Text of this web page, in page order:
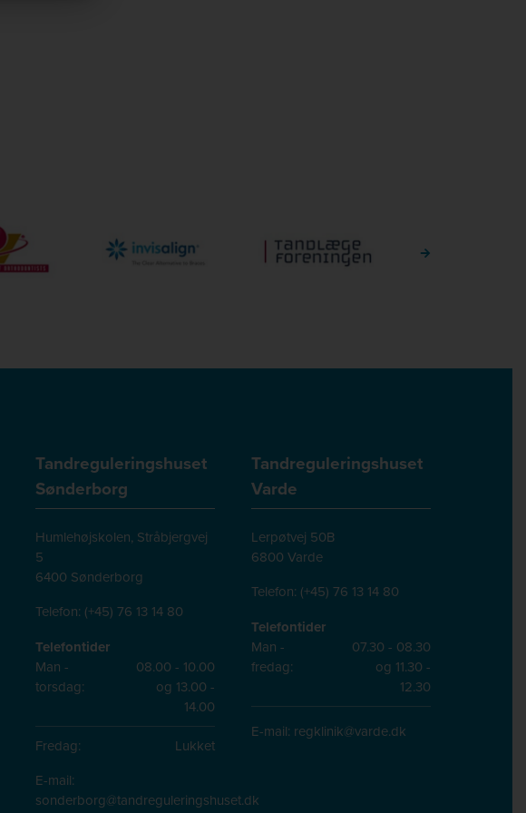
Tandreguleringshuset
Sønderborg
Humlehøjskolen, Stråbjergvej
5
6400 Sønderborg
Telefon: (+45) 76 13 14 80
Telefontider
Man -
torsdag:
08.00 - 10.00
og 13.00 -
14.00
Fredag:
Lukket
E-mail:
sonderborg@tandreguleringshuset.dk
Tandreguleringshuset
Varde
Lerpøtvej 50B
6800 Varde
Telefon: (+45) 76 13 14 80
Telefontider
Man -
fredag:
07.30 - 08.30
og 11.30 -
12.30
E-mail: regklinik@varde.dk